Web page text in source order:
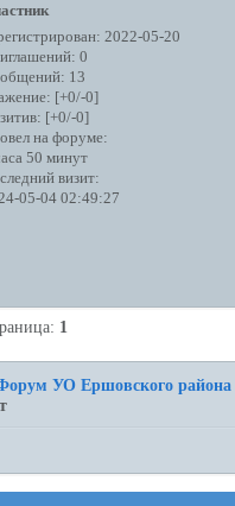
: 2022-05-20
0
13
[+0/-0]
[+0/-0]
на форуме:
50 минут
визит:
05-04 02:49:27
1
УО Ершовского района